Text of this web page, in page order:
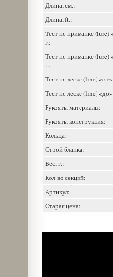
Длина, см.:
Длина, ft.:
Тест по приманке (lure)
г.:
Тест по приманке (lure)
г.:
Тест по леске (line)
Тест по леске (line)
Рукоять, материалы:
Рукоять, конструкция:
Кольца:
Строй бланка:
Вес, г.:
Кол-во секций:
Артикул:
Старая цена: